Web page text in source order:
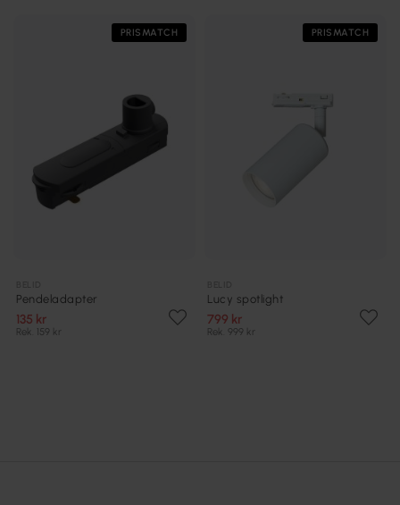
PRISMATCH
Pendeladapter
135 kr
Rek. 159 kr
PRISMATCH
Lucy spotlight
799 kr
Rek. 999 kr